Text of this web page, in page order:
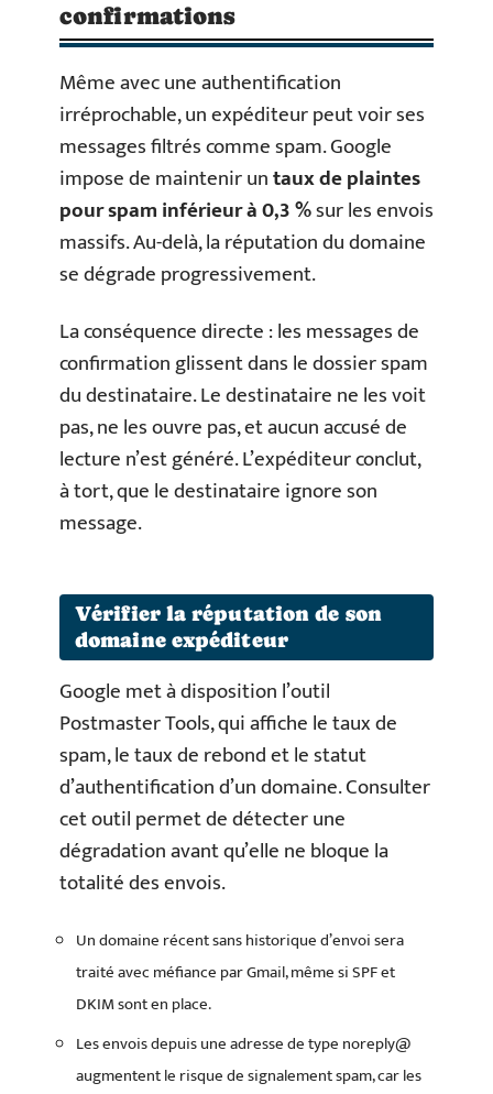
confirmations
Même avec une authentification
irréprochable, un expéditeur peut voir ses
messages filtrés comme spam. Google
impose de maintenir untaux de plaintes
pour spam inférieur à 0,3 %sur les envois
massifs. Au-delà, la réputation du domaine
se dégrade progressivement.
La conséquence directe : les messages de
confirmation glissent dans le dossier spam
du destinataire. Le destinataire ne les voit
pas, ne les ouvre pas, et aucun accusé de
lecture n’est généré. L’expéditeur conclut,
à tort, que le destinataire ignore son
message.
Vérifier la réputation de son
domaine expéditeur
Google met à disposition l’outil
Postmaster Tools, qui affiche le taux de
spam, le taux de rebond et le statut
d’authentification d’un domaine. Consulter
cet outil permet de détecter une
dégradation avant qu’elle ne bloque la
totalité des envois.
Un domaine récent sans historique d’envoi sera
traité avec méfiance par Gmail, même si SPF et
DKIM sont en place.
Les envois depuis une adresse de type noreply@
augmentent le risque de signalement spam, car les